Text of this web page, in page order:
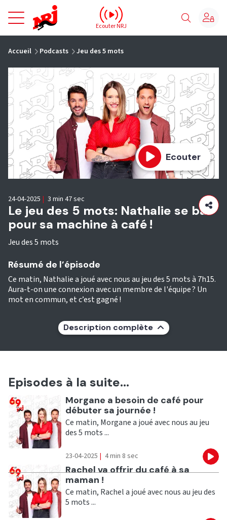
NRJ - Accueil
Ecouter NRJ
Accueil Podcasts Jeu des 5 mots
Ecouter
Le jeu des 5 mots: Nathalie se bat
pour sa machine à café !
Jeu des 5 mots
24-04-2025 | 3 min 47 sec
Résumé de l’épisode
Ce matin, Nathalie a joué avec nous au jeu des 5 mots à 7h15.
Aura-t-on une connexion avec un membre de l'équipe ? Un
mot en commun, et c’est gagné !
Description complète
Episodes à la suite...
Ecouter
Morgane a besoin de café pour
débuter sa journée !
Ce matin, Morgane a joué avec nous au jeu
des 5 mots ...
23-04-2025 | 4 min 8 sec
Ecouter
Rachel va offrir du café à sa
maman !
Ce matin, Rachel a joué avec nous au jeu des
5 mots ...